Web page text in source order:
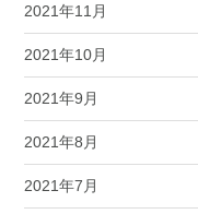
2021年11月
2021年10月
2021年9月
2021年8月
2021年7月